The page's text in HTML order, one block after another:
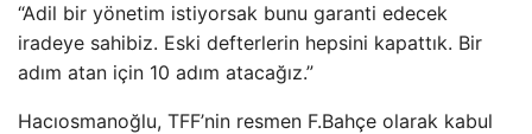
“Adil bir yönetim istiyorsak bunu garanti edecek
iradeye sahibiz. Eski defterlerin hepsini kapattık. Bir
adım atan için 10 adım atacağız.”
Hacıosmanoğlu, TFF’nin resmen F.Bahçe olarak kabul